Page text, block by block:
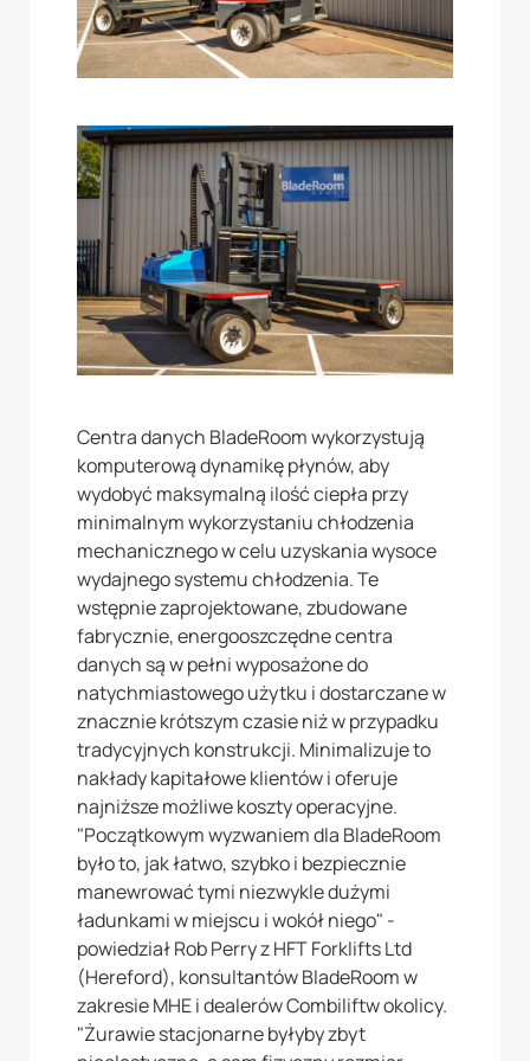
Centra danych BladeRoom wykorzystują
komputerową dynamikę płynów, aby
wydobyć maksymalną ilość ciepła przy
minimalnym wykorzystaniu chłodzenia
mechanicznego w celu uzyskania wysoce
wydajnego systemu chłodzenia. Te
wstępnie zaprojektowane, zbudowane
fabrycznie, energooszczędne centra
danych są w pełni wyposażone do
natychmiastowego użytku i dostarczane w
znacznie krótszym czasie niż w przypadku
tradycyjnych konstrukcji. Minimalizuje to
nakłady kapitałowe klientów i oferuje
najniższe możliwe koszty operacyjne.
"Początkowym wyzwaniem dla BladeRoom
było to, jak łatwo, szybko i bezpiecznie
manewrować tymi niezwykle dużymi
ładunkami w miejscu i wokół niego" -
powiedział Rob Perry z HFT Forklifts Ltd
(Hereford), konsultantów BladeRoom w
zakresie MHE i dealerów Combiliftw okolicy.
"Żurawie stacjonarne byłyby zbyt